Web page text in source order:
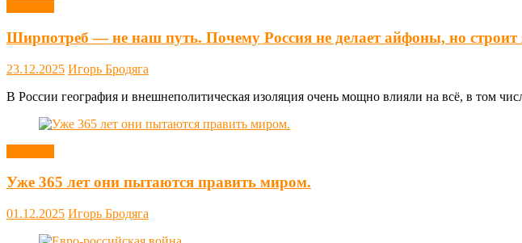
Ширпотреб — не наш путь. Почему Россия не делает айфоны, но строит
23.12.2025 Игорь Бродяга
В России география и внешнеполитическая изоляция очень мощно влияли на всё, в том
Уже 365 лет они пытаются править миром.
01.12.2025 Игорь Бродяга